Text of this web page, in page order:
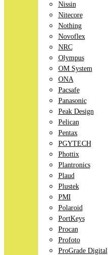
Nissin
Nitecore
Nothing
Novoflex
NRC
Olympus
OM System
ONA
Pacsafe
Panasonic
Peak Design
Pelican
Pentax
PGYTECH
Phottix
Plantronics
Plaud
Plustek
PMI
Polaroid
PortKeys
Procan
Profoto
ProGrade Digital